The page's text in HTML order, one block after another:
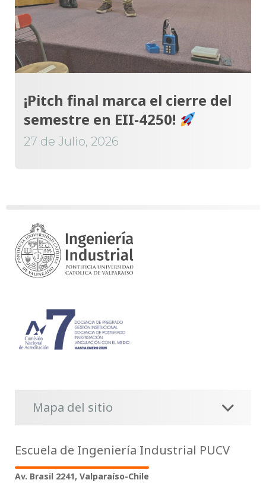
¡Pitch final marca el cierre del
semestre en EII-4250!
27 de Julio, 2026
Mapa del sitio
Escuela de Ingeniería Industrial PUCV
Av. Brasil 2241, Valparaíso-Chile